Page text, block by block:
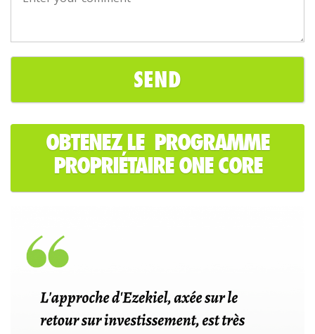
OBTENEZ LE PROGRAMME
PROPRIÉTAIRE ONE CORE